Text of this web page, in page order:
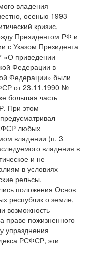
владения
осенью 1993
кризис,
Президентом РФ и
с Указом Президента
приведении
Федерации в
Федерации» были
от 23.11.1990 №
большая часть
При этом
любых
владении (п. 3
владения в
и не
в условиях
рельсы.
положения Основ
республик о земле,
возможность
праве пожизненного
упразднения
РСФСР, эти